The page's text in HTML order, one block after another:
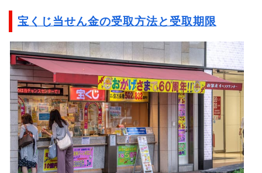
宝くじ当せん金の受取方法と受取期限